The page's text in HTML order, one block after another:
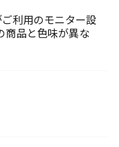
利用のモニター設
商品と色味が異な